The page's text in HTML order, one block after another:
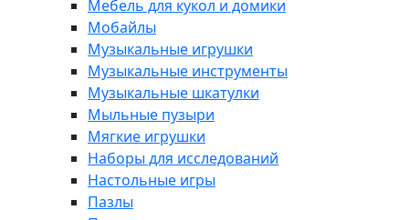
Мебель для кукол и домики
Мобайлы
Музыкальные игрушки
Музыкальные инструменты
Музыкальные шкатулки
Мыльные пузыри
Мягкие игрушки
Наборы для исследований
Настольные игры
Пазлы